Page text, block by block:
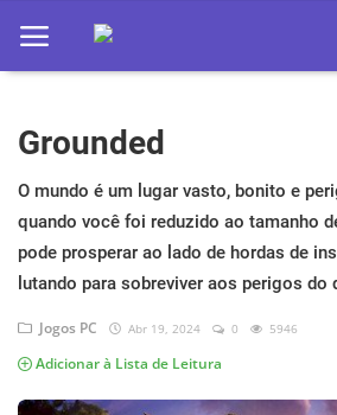
Home
Apps
Ebooks
Games
Web
Música
Grounded
O mundo é um lugar vasto, bonito e
quando você foi reduzido ao tamanho
pode prosperar ao lado de hordas de
lutando para sobreviver aos perigos do
Jogos PC Abr 19, 2024 0 5946
Adicionar à Lista de Leitura